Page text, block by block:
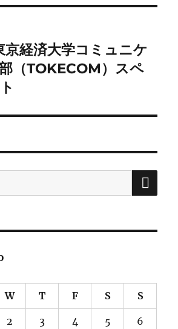
京経済大学コミュニケ
（TOKECOM）スペ
W T F S S
2 3 4 5 6